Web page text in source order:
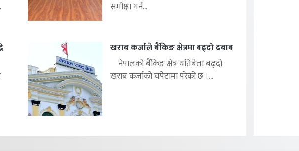
समीक्षा गर्न...
खराब कर्जाले बैंकिङ क्षेत्रमा बढ्दो दबाब
नेपालको बैंकिङ क्षेत्र यतिबेला बढ्दो
खराब कर्जाको चपेटामा परेको छ ।...